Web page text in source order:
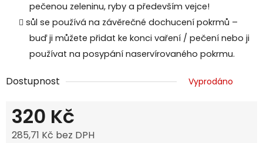
pečenou zeleninu, ryby a především vejce!
sůl se používá na závěrečné dochucení pokrmů –
buď ji můžete přidat ke konci vaření / pečení nebo ji
používat na posypání naservírovaného pokrmu.
Dostupnost Vyprodáno
320 Kč
285,71 Kč bez DPH